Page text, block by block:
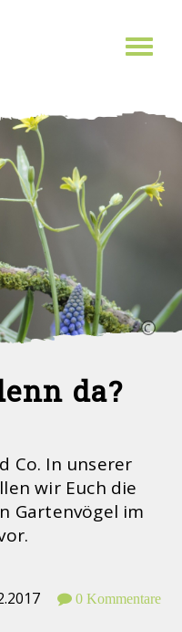
da?
Co. In unserer
wir Euch die
Gartenvögel im
0 Kommentare